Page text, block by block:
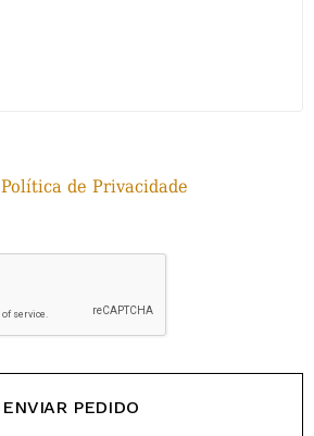
Política de Privacidade